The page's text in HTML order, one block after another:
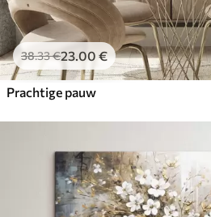
38.33€23.00 €
Prachtige pauw